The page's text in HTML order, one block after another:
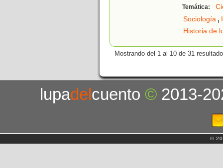
Temática:
Sociología,
Historia de
Mostrando del 1 al 10 de 31
lupadelcuento© 2013-
©